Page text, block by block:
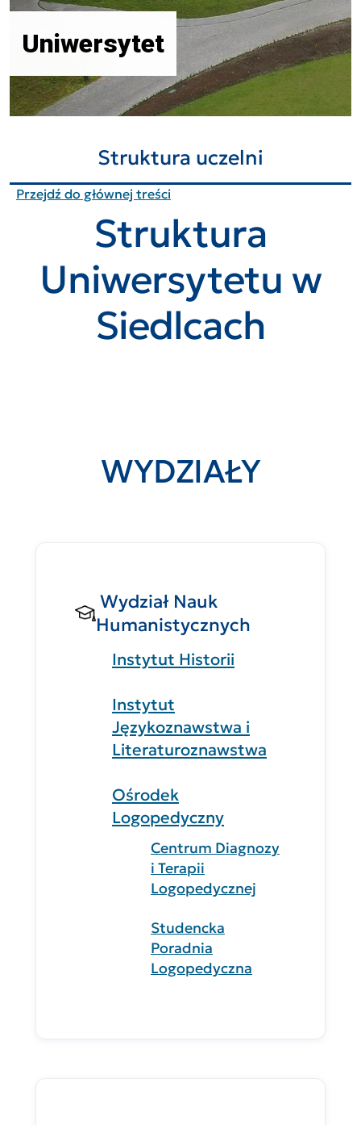
Uniwersytet
Struktura uczelni
Przejdź do głównej treści
Struktura
Uniwersytetu w
Siedlcach
WYDZIAŁY
Wydział Nauk
Humanistycznych
Instytut Historii
Instytut
Językoznawstwa i
Literaturoznawstwa
Ośrodek
Logopedyczny
Centrum Diagnozy
i Terapii
Logopedycznej
Studencka
Poradnia
Logopedyczna